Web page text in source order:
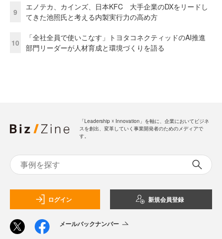
9
エノテカ、カインズ、日本KFC 大手企業のDXをリードし
てきた池照氏と考える内製実行力の高め方
10
「全社全員で使いこなす」トヨタコネクティッドのAI推進
部門リーダーが人材育成と環境づくりを語る
「Leadership ☓ Innovation」を軸に、企業においてビジネ
スを創出、変革していく事業開発者のためのメディアで
す。
ログイン 新規会員登録
メールバックナンバー